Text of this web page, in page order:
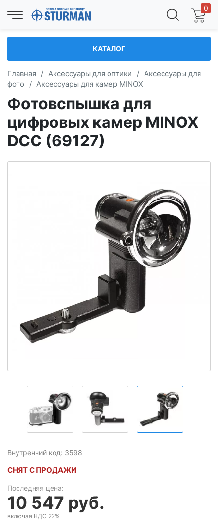
0
КАТАЛОГ
Главная / Аксессуары для оптики / Аксессуары для
фото
/ Аксессуары для камер MINOX
Фотовспышка для
цифровых камер MINOX
DCC (69127)
Внутренний код: 3598
СНЯТ С ПРОДАЖИ
Последняя цена:
10 547 руб.
включая НДС 22%